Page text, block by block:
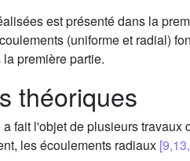
est présenté dans la
(uniforme et radial)
première partie.
théoriques
fait l'objet de plusieurs travaux
les écoulements radiaux